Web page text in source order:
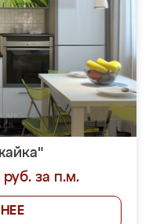
за п.м.